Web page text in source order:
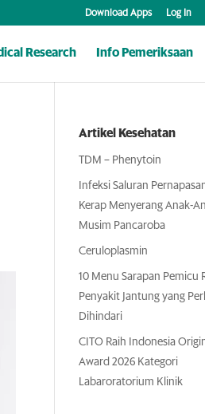
Download Apps Log In
Research Info Pemeriksaan
Artikel Kesehatan
TDM – Phenytoin
Infeksi Saluran
Kerap Menyerang Anak-
Musim Pancaroba
Ceruloplasmin
10 Menu Sarapan Pemicu
Penyakit Jantung yang
Dihindari
CITO Raih Indonesia
Award 2026 Kategori
Labaroratorium Klinik